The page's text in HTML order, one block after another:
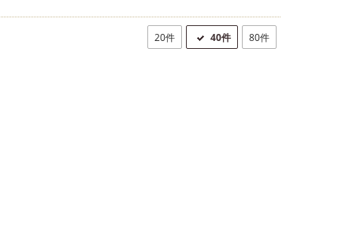
20件 40件 80件